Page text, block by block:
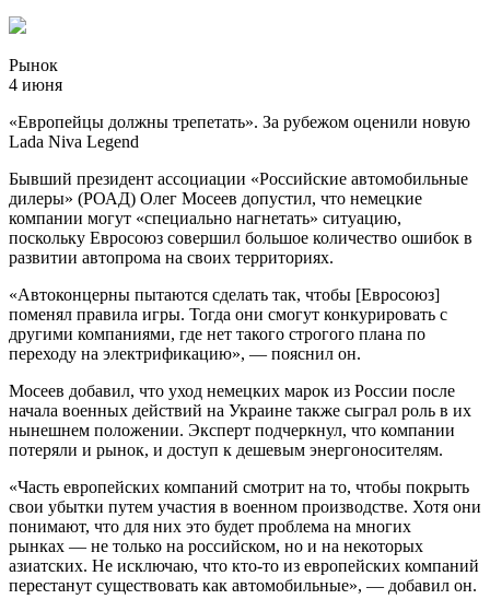
Рынок
4 июня
«Европейцы должны трепетать». За рубежом оценили новую
Lada Niva Legend
Бывший президент ассоциации «Российские автомобильные
дилеры» (РОАД) Олег Мосеев допустил, что немецкие
компании могут «специально нагнетать» ситуацию,
поскольку Евросоюз совершил большое количество ошибок в
развитии автопрома на своих территориях.
«Автоконцерны пытаются сделать так, чтобы [Евросоюз]
поменял правила игры. Тогда они смогут конкурировать с
другими компаниями, где нет такого строгого плана по
переходу на электрификацию», — пояснил он.
Мосеев добавил, что уход немецких марок из России после
начала военных действий на Украине также сыграл роль в их
нынешнем положении. Эксперт подчеркнул, что компании
потеряли и рынок, и доступ к дешевым энергоносителям.
«Часть европейских компаний смотрит на то, чтобы покрыть
свои убытки путем участия в военном производстве. Хотя они
понимают, что для них это будет проблема на многих
рынках — не только на российском, но и на некоторых
азиатских. Не исключаю, что кто-то из европейских компаний
перестанут существовать как автомобильные», — добавил он.